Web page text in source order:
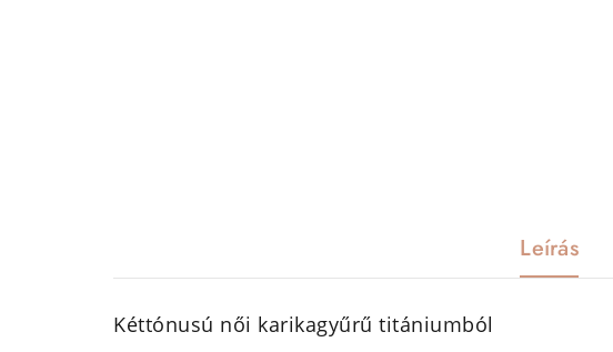
Leírás
Kéttónusú női karikagyűrű titániumból